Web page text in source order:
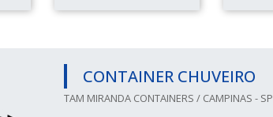
CONTAINER CHUVEIRO
TAM MIRANDA CONTAINERS / CAMPINAS - SP